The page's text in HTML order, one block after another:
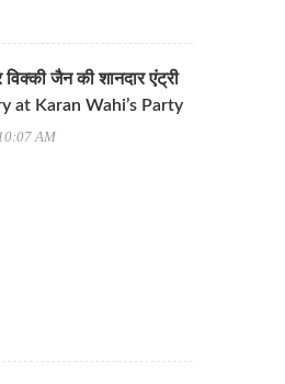
जैन की शानदार एंट्री
at Karan Wahi’s Party
AM